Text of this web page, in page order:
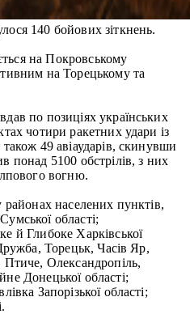
140 бойових зіткнень.
на Покровському
на Торецькому та
по позиціях українських
чотири ракетних удари із
49 авіаударів, скинувши
понад 5100 обстрілів, з них
вогню.
районах населених пунктів,
області;
й Глибоке Харківської
Торецьк, Часів Яр,
Олександропіль,
Донецької області;
Запорізької області;